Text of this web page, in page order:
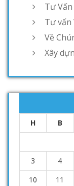
Tư
Tư vấn
Về
Xây
H B
3
4
10
11